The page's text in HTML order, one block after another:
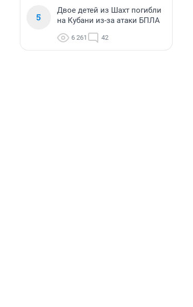
5
Двое детей из Шахт погибли
на Кубани из-за атаки БПЛА
6 261 42